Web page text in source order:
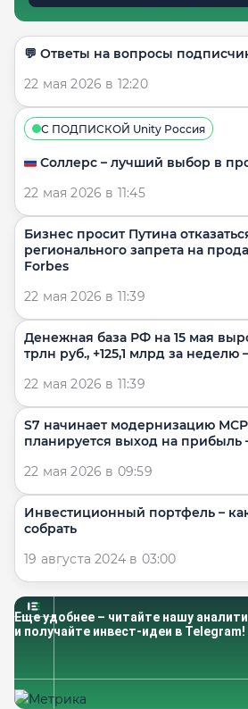
​​💬 Ответы на вопросы
22 мая 2026 в 12:20
С ПОДПИСКОЙ Unity Россия
🇷🇺 Соллерс – лучший выбор в
22 мая 2026 в 11:45
Бизнес просит Путина
регионального запрета на
Forbes
22 мая 2026 в 11:39
Денежная база РФ на 15 мая
22 мая 2026 в 11:39
S7 начинает модернизацию
22 мая 2026 в 09:59
Инвестиционный портфель –
собрать
19 августа 2024 в 03:00
Еще удобнее – читайте нашу
и получайте инвест-идеи в Telegram!